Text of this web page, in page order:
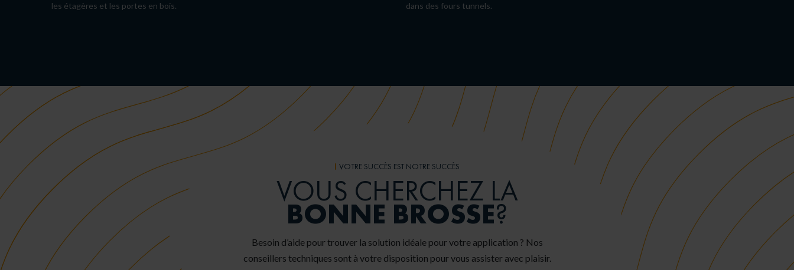
les étagères et les portes en bois.
dans des fours tunnels.
VOTRE SUCCÈS EST NOTRE SUCCÈS
VOUS CHERCHEZ LA
BONNE BROSSE?
Besoin d’aide pour trouver la solution idéale pour votre application ? Nos
conseillers techniques sont à votre disposition pour vous assister avec plaisir.